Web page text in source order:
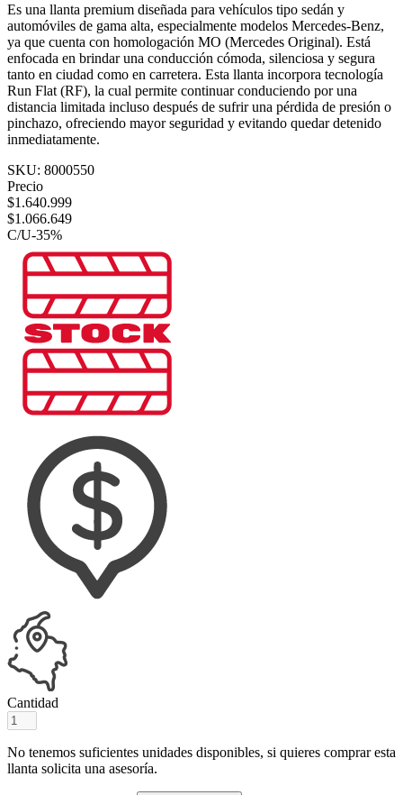
Es una llanta premium diseñada para vehículos tipo sedán y
automóviles de gama alta, especialmente modelos Mercedes-Benz,
ya que cuenta con homologación MO (Mercedes Original). Está
enfocada en brindar una conducción cómoda, silenciosa y segura
tanto en ciudad como en carretera. Esta llanta incorpora tecnología
Run Flat (RF), la cual permite continuar conduciendo por una
distancia limitada incluso después de sufrir una pérdida de presión o
pinchazo, ofreciendo mayor seguridad y evitando quedar detenido
inmediatamente.
SKU: 8000550
Precio
$1.640.999
$1.066.649
C/U-35%
Cantidad
No tenemos suficientes unidades disponibles, si quieres comprar esta
llanta solicita una asesoría.